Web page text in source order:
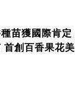
苗獲國際肯
創百香果花